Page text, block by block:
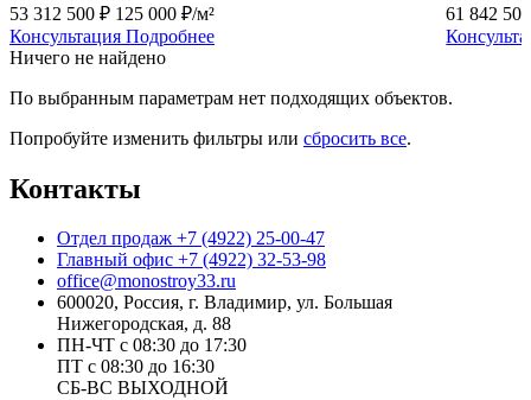
53 312 500 ₽ 125 000 ₽/м²
Консультация Подробнее
61 842
Ничего не найдено
По выбранным параметрам нет подходящих объектов.
Попробуйте изменить фильтры или сбросить все.
Контакты
Отдел продаж +7 (4922) 25-00-47
Главный офис +7 (4922) 32-53-98
office@monostroy33.ru
600020, Россия, г. Владимир, ул. Большая
Нижегородская, д. 88
ПН-ЧТ с 08:30 до 17:30
ПТ с 08:30 до 16:30
СБ-ВС ВЫХОДНОЙ